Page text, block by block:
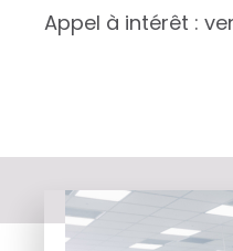
Appel à intérêt :